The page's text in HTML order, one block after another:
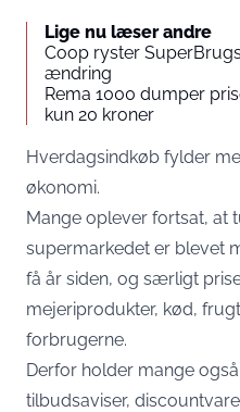
Lige nu læser andre
Coop ryster
ændring
Rema 1000 dumper
kun 20 kroner
Hverdagsindkøb fylder
økonomi.
Mange oplever fortsat, at
supermarkedet er blevet
få år siden, og særligt
mejeriprodukter, kød,
forbrugerne.
Derfor holder mange
tilbudsaviser,